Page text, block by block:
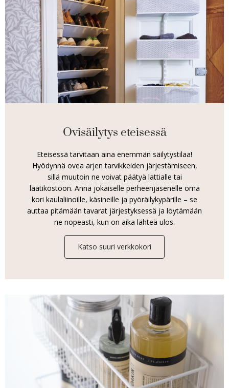
Ovisäilytys eteisessä
Eteisessä tarvitaan aina enemmän säilytystilaa!
Hyödynnä ovea arjen tarvikkeiden järjestämiseen,
sillä muutoin ne voivat päätyä lattialle tai
laatikostoon. Anna jokaiselle perheenjäsenelle oma
kori kaulaliinoille, käsineille ja pyöräilykypärille – se
auttaa pitämään tavarat järjestyksessä ja löytämään
ne nopeasti, kun on aika lähteä ulos.
Katso suuri verkkokori